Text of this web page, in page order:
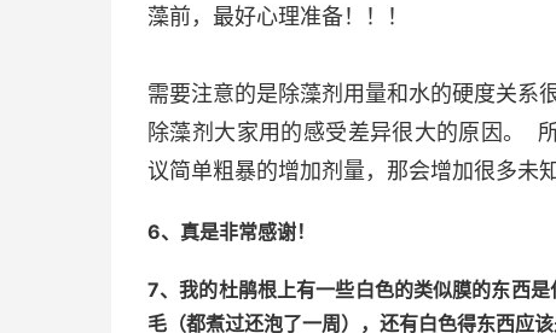
藻前，最好心理准备！！！
需要注意的是除藻剂用量和水的硬度关系
除藻剂大家用的感受差异很大的原因。
议简单粗暴的增加剂量，那会增加很多未
6、真是非常感谢！
7、我的杜鹃根上有一些白色的类似膜的东西
毛（都煮过还泡了一周），还有白色得东西应